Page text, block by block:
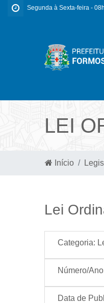
Segunda à Sexta-feira -
LEI
Início
Lei
Categoria:
Número/
Data de